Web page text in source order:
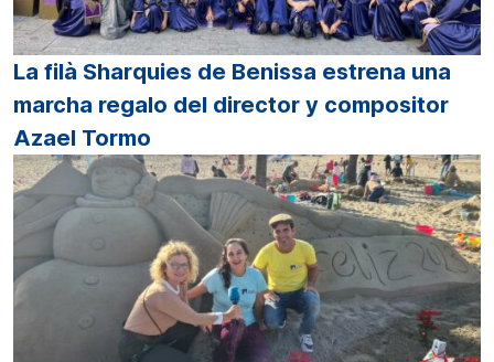
La filà Sharquies de Benissa estrena una
marcha regalo del director y compositor
Azael Tormo